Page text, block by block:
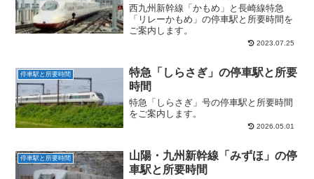
西九州新幹線「かもめ」と長崎線特急
「リレーかもめ」の停車駅と所要時間を
ご案内します。
2023.07.25
停車駅と所要時間
特急「しらさぎ」の停車駅と所要
時間
特急「しらさぎ」号の停車駅と所要時間
をご案内します。
2026.05.01
停車駅と所要時間
山陽・九州新幹線「みずほ」の停
車駅と所要時間